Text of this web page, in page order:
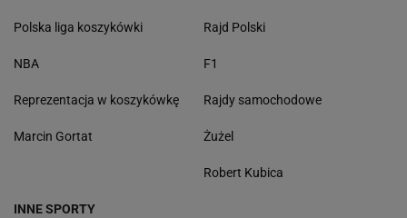
Polska liga koszykówki
NBA
Reprezentacja w koszykówkę
Marcin Gortat
Rajd Polski
F1
Rajdy samochodowe
Żużel
Robert Kubica
INNE SPORTY